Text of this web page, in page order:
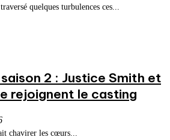
quelques turbulences ces...
2 : Justice Smith et
rejoignent le casting
chavirer les cœurs...